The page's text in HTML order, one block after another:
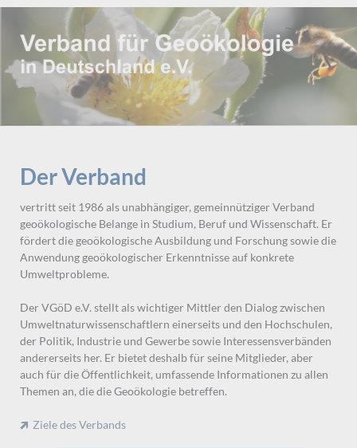
Der Verband
vertritt seit 1986 als unabhängiger, gemeinnütziger Verband
geoökologische Belange in Studium, Beruf und Wissenschaft. Er
fördert die geoökologische Ausbildung und Forschung sowie die
Anwendung geoökologischer Erkenntnisse auf konkrete
Umweltprobleme.
Der VGöD e.V. stellt als wichtiger Mittler den Dialog zwischen
Umweltnaturwissenschaftlern einerseits und den Hochschulen,
der Politik, Industrie und Gewerbe sowie Interessensverbänden
andererseits her. Er bietet deshalb für seine Mitglieder, aber
auch für die Öffentlichkeit, umfassende Informationen zu allen
Themen an, die die Geoökologie betreffen.
Ziele des Verbands